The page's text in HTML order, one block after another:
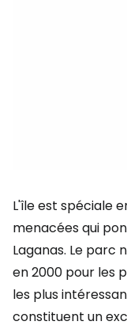
L'île est spéciale
menacées qui
Laganas. Le parc
en 2000 pour les
les plus
constituent un